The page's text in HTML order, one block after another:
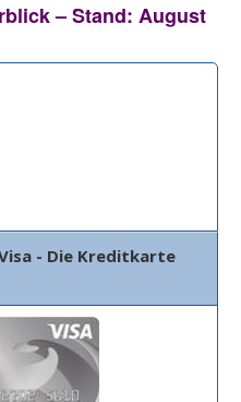
– Stand: August
- Die Kreditkarte